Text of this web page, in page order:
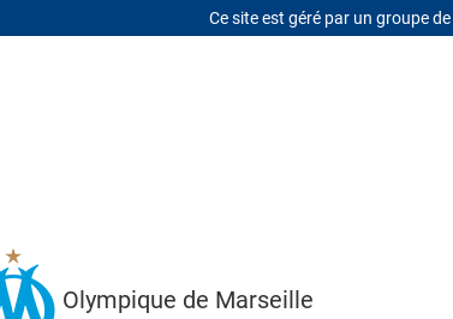
Ce site est géré par un groupe
Olympique de Marseille